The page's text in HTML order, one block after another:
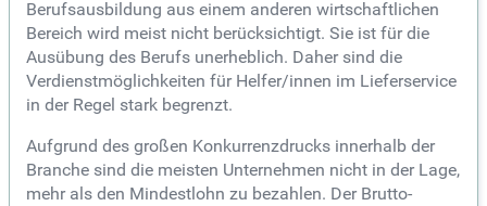
Berufsausbildung aus einem anderen wirtschaftlichen
Bereich wird meist nicht berücksichtigt. Sie ist für die
Ausübung des Berufs unerheblich. Daher sind die
Verdienstmöglichkeiten für Helfer/innen im Lieferservice
in der Regel stark begrenzt.
Aufgrund des großen Konkurrenzdrucks innerhalb der
Branche sind die meisten Unternehmen nicht in der Lage,
mehr als den Mindestlohn zu bezahlen. Der Brutto-